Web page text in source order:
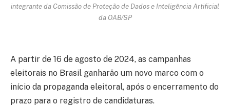
integrante da Comissão de Proteção de Dados e Inteligência Artificial
da OAB/SP
A partir de 16 de agosto de 2024, as campanhas
eleitorais no Brasil ganharão um novo marco com o
início da propaganda eleitoral, após o encerramento do
prazo para o registro de candidaturas.